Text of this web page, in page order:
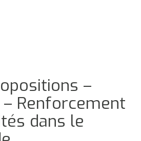
–
Renforcement
dans le